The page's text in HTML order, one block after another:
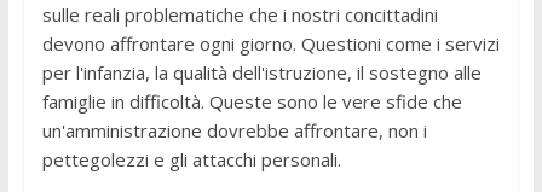
sulle reali problematiche che i nostri concittadini
devono affrontare ogni giorno. Questioni come i servizi
per l'infanzia, la qualità dell'istruzione, il sostegno alle
famiglie in difficoltà. Queste sono le vere sfide che
un'amministrazione dovrebbe affrontare, non i
pettegolezzi e gli attacchi personali.